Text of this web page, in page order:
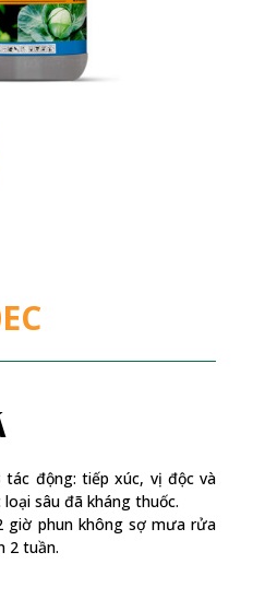
tác động: tiếp xúc, vị độc và
sâu đã kháng thuốc.
giờ phun không sợ mưa rửa
2 tuần.